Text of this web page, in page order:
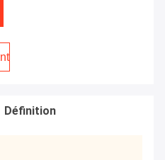
Définition